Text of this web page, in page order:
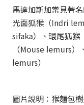
馬達加斯加常見著
光面狐猴（Indri
sifaka）、環尾狐
（Mouse lemurs
lemurs）
圖片說明：猴麵包